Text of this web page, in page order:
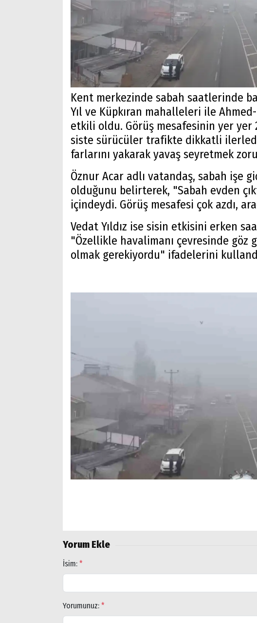
Kent merkezinde sabah saatlerinde
Yıl ve Küpkıran mahalleleri ile
etkili oldu. Görüş mesafesinin yer yer
siste sürücüler trafikte dikkatli
farlarını yakarak yavaş seyretmek
Öznur Acar adlı vatandaş, sabah işe
olduğunu belirterek, "Sabah evden
içindeydi. Görüş mesafesi çok azdı,
Vedat Yıldız ise sisin etkisini erken
"Özellikle havalimanı çevresinde göz
olmak gerekiyordu" ifadelerini
Yorum Ekle
İsim: *
Yorumunuz: *